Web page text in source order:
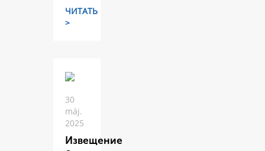
ЧИТАТЬ
>
30
máj.
2025
Извещение